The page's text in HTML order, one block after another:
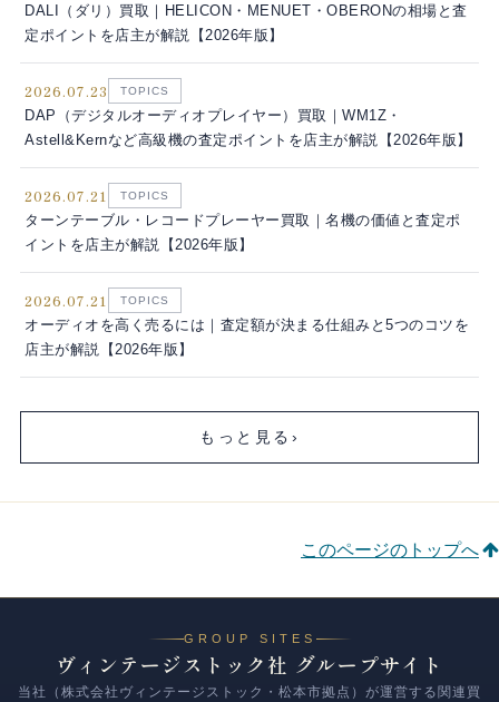
DALI（ダリ）買取｜HELICON・MENUET・OBERONの相場と査
定ポイントを店主が解説【2026年版】
2026.07.23 TOPICS
DAP（デジタルオーディオプレイヤー）買取｜WM1Z・
Astell&Kernなど高級機の査定ポイントを店主が解説【2026年版】
2026.07.21 TOPICS
ターンテーブル・レコードプレーヤー買取｜名機の価値と査定ポ
イントを店主が解説【2026年版】
2026.07.21 TOPICS
オーディオを高く売るには｜査定額が決まる仕組みと5つのコツを
店主が解説【2026年版】
もっと見る ›
このページのトップへ
GROUP SITES
ヴィンテージストック社 グループサイト
当社（株式会社ヴィンテージストック・松本市拠点）が運営する関連買